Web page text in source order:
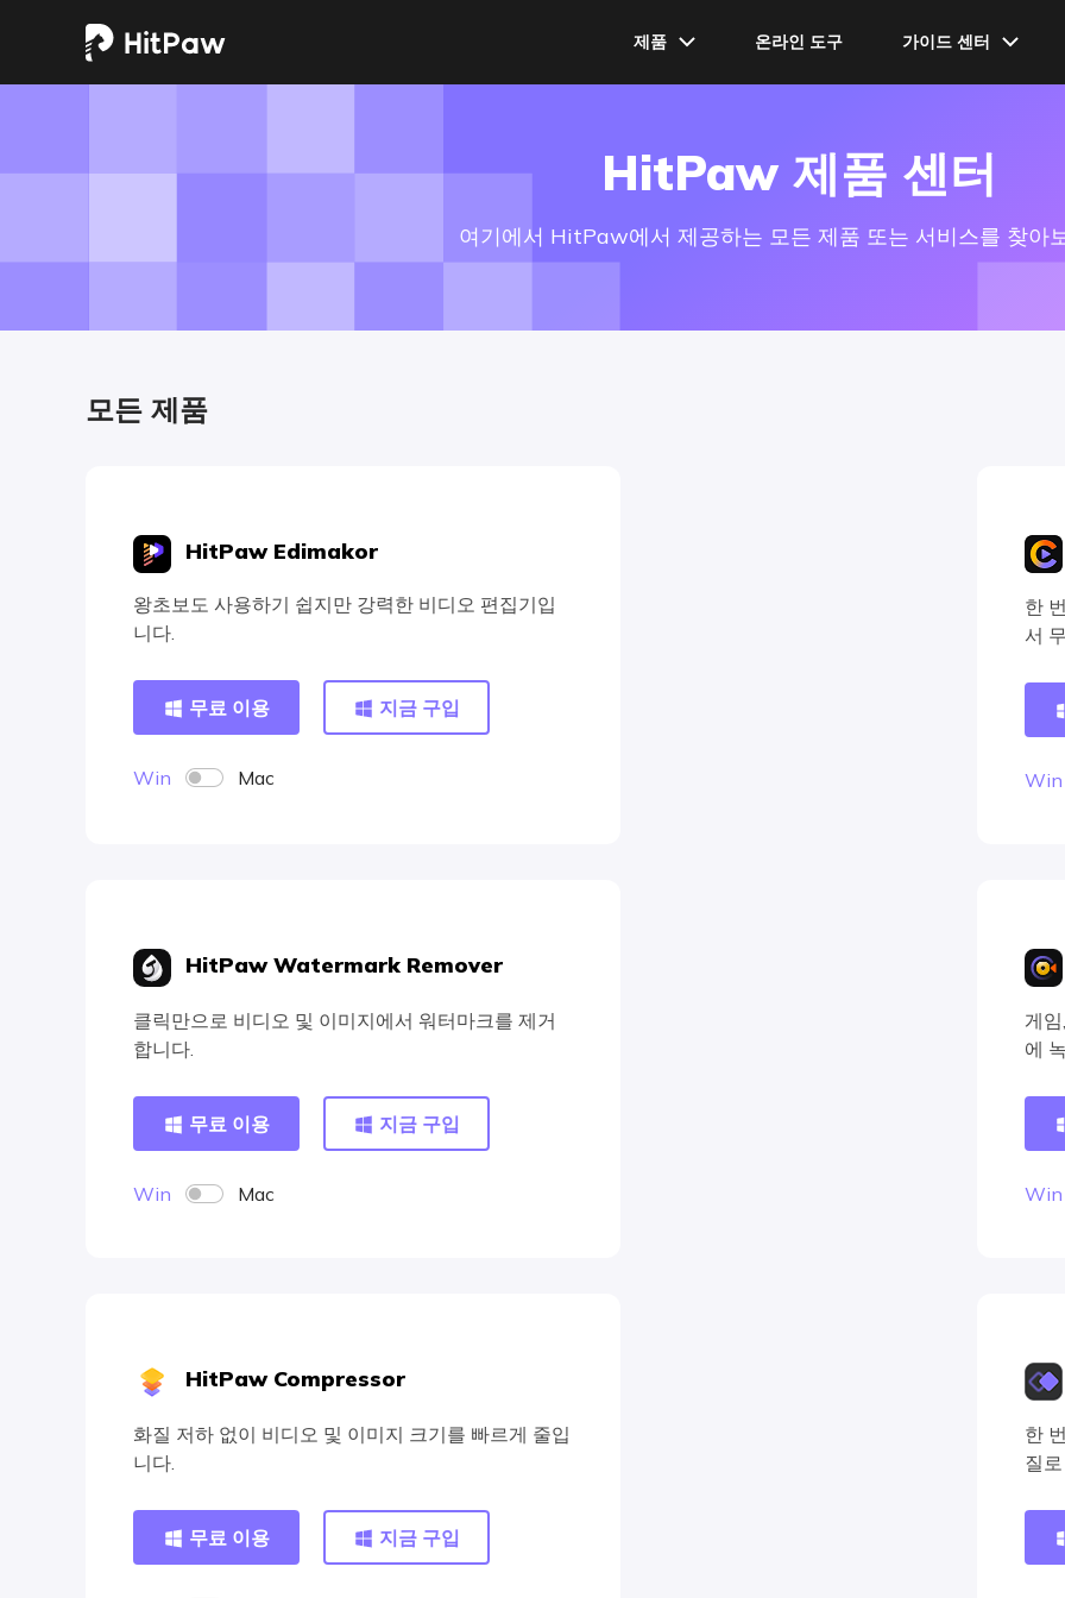
제품
HitPaw FotorPea
HitPaw VikPea
온라인 도구 가이드 센터
사용자 가이드
사용법
HitPaw 제품 센터
여기에서 HitPaw에서 제공하는 모든 제품 또는 서비스를 찾아
모든 제품
HitPaw Edimakor
왕초보도 사용하기 쉽지만 강력한 비디오 편집기입
니다.
무료 이용 지금 구입
Win Mac
한
서
Win
HitPaw Watermark Remover
클릭만으로 비디오 및 이미지에서 워터마크를 제거
합니다.
무료 이용 지금 구입
Win Mac
게
에
Win
HitPaw Compressor
화질 저하 없이 비디오 및 이미지 크기를 빠르게 줄입
니다.
무료 이용 지금 구입
한
질